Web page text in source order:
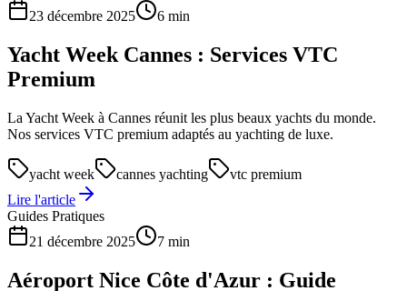
23 décembre 2025
6 min
Yacht Week Cannes : Services VTC
Premium
La Yacht Week à Cannes réunit les plus beaux yachts du monde.
Nos services VTC premium adaptés au yachting de luxe.
yacht week cannes yachting
vtc premium
Lire l'article
Guides Pratiques
21 décembre 2025
7 min
Aéroport Nice Côte d'Azur : Guide